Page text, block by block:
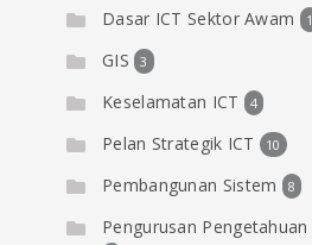
Dasar ICT Sektor Awam 1
GIS 3
Keselamatan ICT 4
Pelan Strategik ICT 10
Pembangunan Sistem 8
Pengurusan Pengetahuan